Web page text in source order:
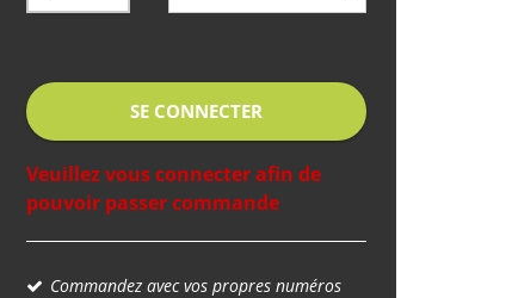
SE CONNECTER
Veuillez vous connecter afin de
pouvoir passer commande
Commandez avec vos propres numéros